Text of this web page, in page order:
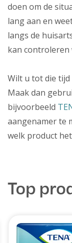
doen om de
lang aan en
langs de
kan controleren
Wilt u tot die
Maak dan
bijvoorbeeld
aangenamer te
welk product
Top